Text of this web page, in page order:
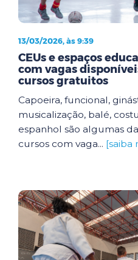
13/03/2026, às 9:39
CEUs e espaços
com vagas
cursos gratuitos
Capoeira, funcional,
musicalização, balé,
espanhol são algumas
cursos com vaga... [saiba